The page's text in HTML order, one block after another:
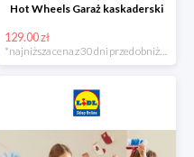
Hot Wheels Garaż kaskaderski
129.00 zł